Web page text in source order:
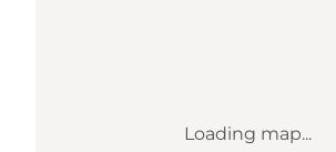
Loading map...